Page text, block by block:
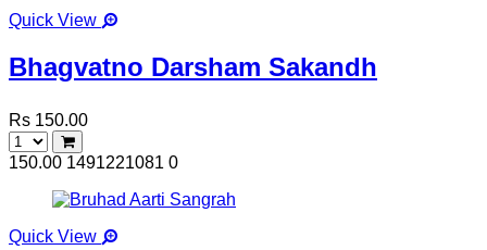
Quick View
Bhagvatno Darsham Sakandh
Rs 150.00
150.00 1491221081 0
Quick View